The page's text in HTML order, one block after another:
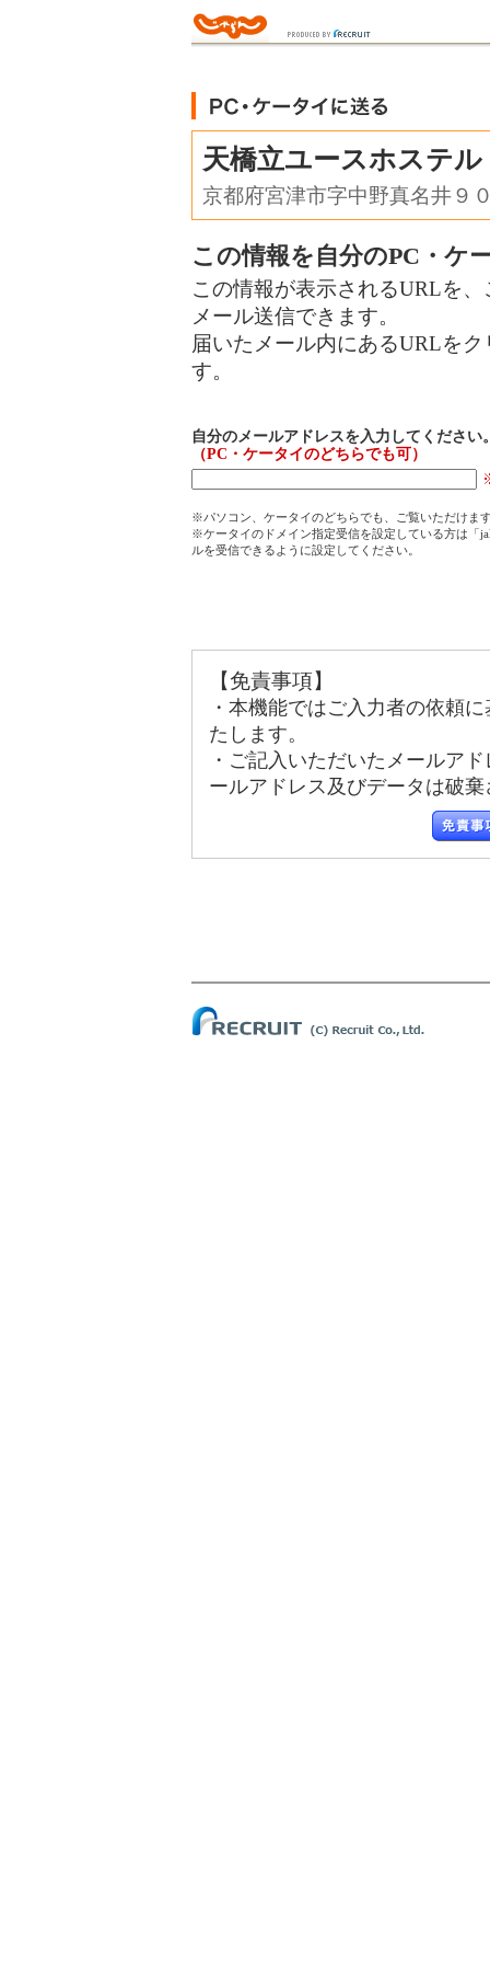
天橋立ユースホステル
京都府宮津市字中野真名井９
この情報を自分のPC・ケ
この情報が表示されるURLを
メール送信できます。
届いたメール内にあるURLを
す。
自分のメールアドレスを入力してください
（PC・ケータイのどちらでも可）
※パソコン、ケータイのどちらでも、ご覧いただけま
※ケータイのドメイン指定受信を設定している方は「
ルを受信できるように設定してください。
【免責事項】
・本機能ではご入力者の依頼
たします。
・ご記入いただいたメールア
ールアドレス及びデータは破